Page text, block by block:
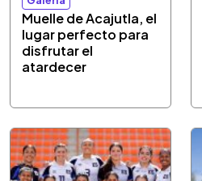
Muelle de Acajutla, el
lugar perfecto para
disfrutar el
atardecer